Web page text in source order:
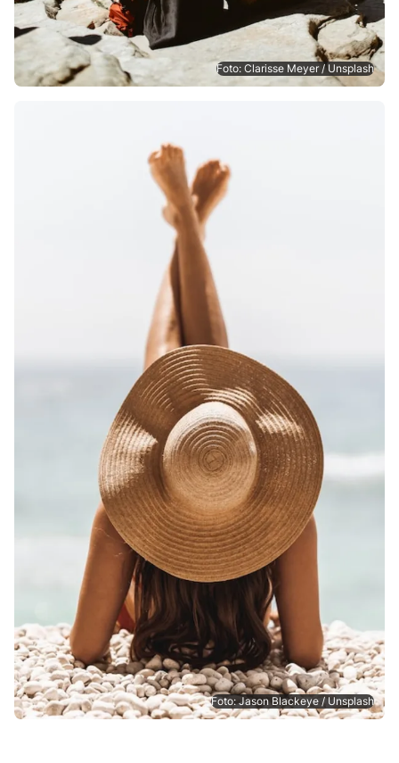
Foto: Clarisse Meyer / Unsplash
Foto: Jason Blackeye / Unsplash